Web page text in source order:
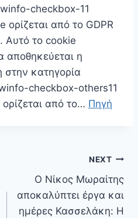
checkbox-11
από το GDPR
Αυτό το cookie
αποθηκεύεται η
στην κατηγορία
checkbox-others11
από το… Πηγή
NEXT
Ο Νίκος Μωραίτης
αποκαλύπτει έργα και
ημέρες Κασσελάκη: Η